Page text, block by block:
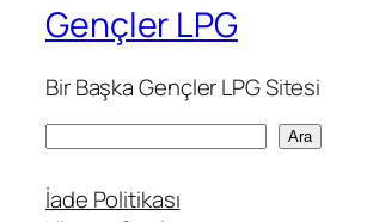
Gençler LPG
Bir Başka Gençler LPG Sitesi
a
Ara
İade Politikası